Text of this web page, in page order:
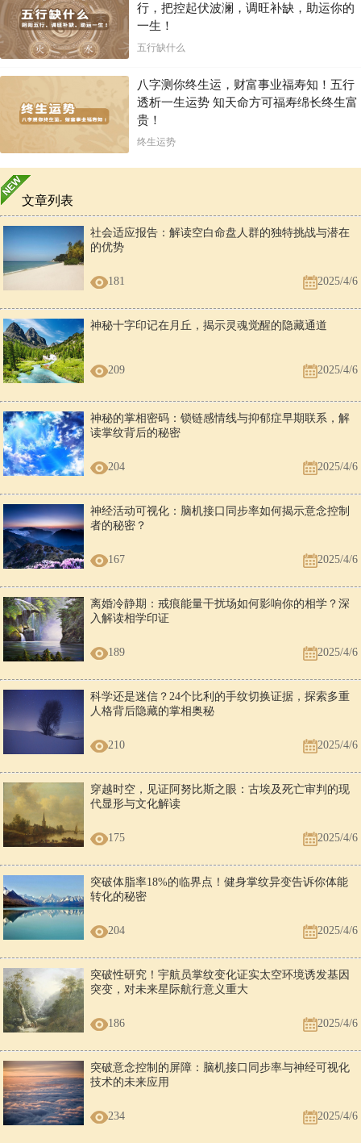
行，把控起伏波澜，调旺补缺，助运你的
一生！
五行缺什么
八字测你终生运，财富事业福寿知！五行
透析一生运势 知天命方可福寿绵长终生富
贵！
终生运势
文章列表
社会适应报告：解读空白命盘人群的独特挑战与潜在
的优势
181 2025/4/6
神秘十字印记在月丘，揭示灵魂觉醒的隐藏通道
209 2025/4/6
神秘的掌相密码：锁链感情线与抑郁症早期联系，解
读掌纹背后的秘密
204 2025/4/6
神经活动可视化：脑机接口同步率如何揭示意念控制
者的秘密？
167 2025/4/6
离婚冷静期：戒痕能量干扰场如何影响你的相学？深
入解读相学印证
189 2025/4/6
科学还是迷信？24个比利的手纹切换证据，探索多重
人格背后隐藏的掌相奥秘
210 2025/4/6
穿越时空，见证阿努比斯之眼：古埃及死亡审判的现
代显形与文化解读
175 2025/4/6
突破体脂率18%的临界点！健身掌纹异变告诉你体能
转化的秘密
204 2025/4/6
突破性研究！宇航员掌纹变化证实太空环境诱发基因
突变，对未来星际航行意义重大
186 2025/4/6
突破意念控制的屏障：脑机接口同步率与神经可视化
技术的未来应用
234 2025/4/6